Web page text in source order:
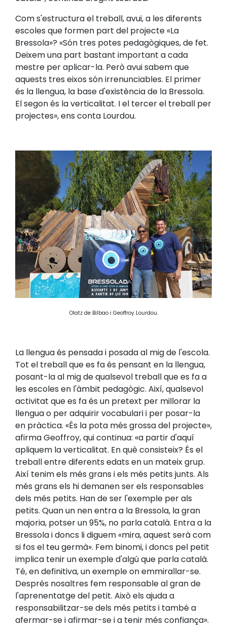
Com s'estructura el treball, avui, a les diferents
escoles que formen part del projecte «La
Bressola»? «Són tres potes pedagògiques, de fet.
Deixem una part bastant important a cada
mestre per aplicar-la. Però avui sabem que
aquests tres eixos són irrenunciables. El primer
és la llengua, la base d'existència de la Bressola.
El segon és la verticalitat. I el tercer el treball per
projectes», ens conta Lourdou.
Olatz de Bilbao i Geoffroy Lourdou.
La llengua és pensada i posada al mig de l'escola.
Tot el treball que es fa és pensant en la llengua,
posant-la al mig de qualsevol treball que es fa a
les escoles en l'àmbit pedagògic. Així, qualsevol
activitat que es fa és un pretext per millorar la
llengua o per adquirir vocabulari i per posar-la
en pràctica. «És la pota més grossa del projecte»,
afirma Geoffroy, qui continua: «a partir d'aquí
apliquem la verticalitat. En què consisteix? És el
treball entre diferents edats en un mateix grup.
Així tenim els més grans i els més petits junts. Als
més grans els hi demanen ser els responsables
dels més petits. Han de ser l'exemple per als
petits. Quan un nen entra a la Bressola, la gran
majoria, potser un 95%, no parla català. Entra a la
Bressola i doncs li diguem «mira, aquest serà com
si fos el teu germà». Fem binomi, i doncs pel petit
implica tenir un exemple d'algú que parla català.
Té, en definitiva, un exemple on emmirallar-se.
Després nosaltres fem responsable al gran de
l'aprenentatge del petit. Això els ajuda a
responsabilitzar-se dels més petits i també a
afermar-se i afirmar-se i a tenir més confiança».